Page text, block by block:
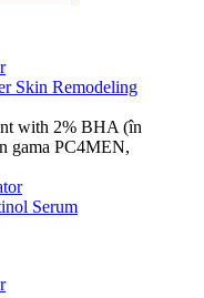
Skin Remodeling
with 2% BHA (în
gama PC4MEN,
Serum